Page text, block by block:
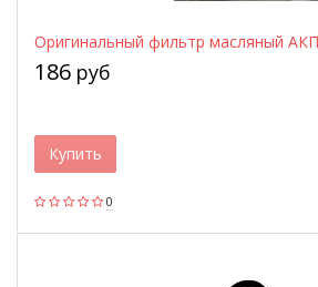
0
186 руб
Купить